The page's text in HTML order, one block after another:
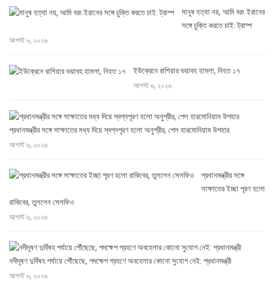
মানুষ হত্যা নয়, আমি বরং ইরানের
সঙ্গে চুক্তি করতে চাই: ট্রাম্প
আগস্ট ৬, ২০২৬
ইউক্রেনে রাশিয়ার ভয়াবহ হামলা, নিহত ১৭
আগস্ট ৬, ২০২৬
প্রধানমন্ত্রীর সঙ্গে সাক্ষাতের মধ্য দিয়ে স্বপ্নপূরণ হলো অনুশ্রীর, পেল হারমোনিয়াম উপহার
আগস্ট ৬, ২০২৬
প্রধানমন্ত্রীর সঙ্গে
সাক্ষাতের ইচ্ছা পূরণ হলো
রাকিবের, তুললেন সেলফিও
আগস্ট ৬, ২০২৬
নদীদূষণ দুর্বিষহ পর্যায়ে পৌঁছেছে, পদক্ষেপ গ্রহণে অবহেলার কোনো সুযোগ নেই: প্রধানমন্ত্রী
আগস্ট ৬, ২০২৬